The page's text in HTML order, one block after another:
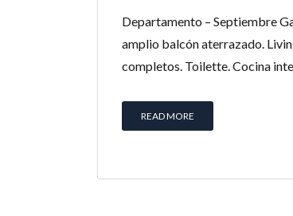
Departamento – Septiembre
amplio balcón aterrazado.
completos. Toilette. Cocina
READ MORE